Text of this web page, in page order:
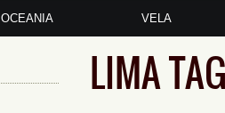
OCEANIA VELA
LIMA